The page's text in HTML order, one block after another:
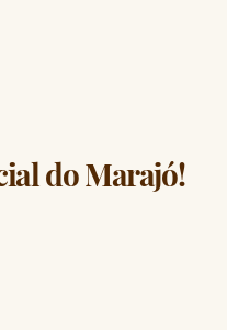
do Marajó!